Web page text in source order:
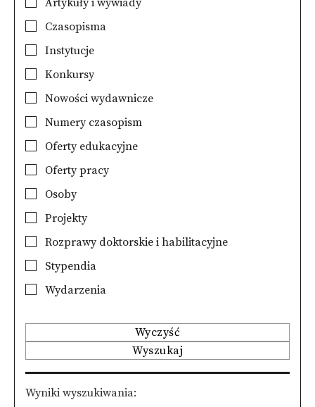
Artykuły i wywiady
Czasopisma
Instytucje
Konkursy
Nowości wydawnicze
Numery czasopism
Oferty edukacyjne
Oferty pracy
Osoby
Projekty
Rozprawy doktorskie i habilitacyjne
Stypendia
Wydarzenia
Wyczyść
Wyszukaj
Wyniki wyszukiwania